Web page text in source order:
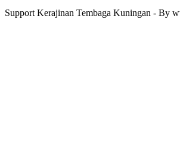
Support Kerajinan Tembaga Kuningan - By